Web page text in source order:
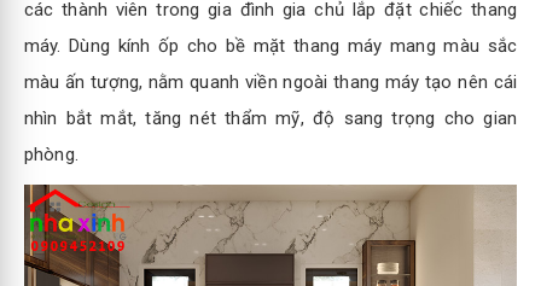
các thành viên trong gia đình gia chủ lắp đặt chiếc thang
máy. Dùng kính ốp cho bề mặt thang máy mang màu sắc
màu ấn tượng, nằm quanh viền ngoài thang máy tạo nên cái
nhìn bắt mắt, tăng nét thẩm mỹ, độ sang trọng cho gian
phòng.